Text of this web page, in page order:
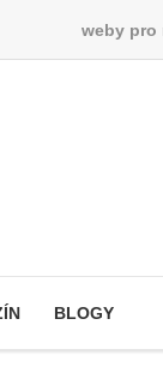
weby pro
BLOGY